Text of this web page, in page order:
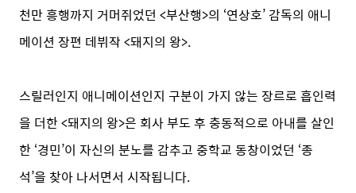
천만 흥행까지 거머쥐었던 <부산행>의 ‘연상호’ 감독의 애니
메이션 장편 데뷔작 <돼지의 왕>.
스릴러인지 애니메이션인지 구분이 가지 않는 장르로 흡인력
을 더한 <돼지의 왕>은 회사 부도 후 충동적으로 아내를 살인
한 ‘경민’이 자신의 분노를 감추고 중학교 동창이었던 ‘종
석’을 찾아 나서면서 시작됩니다.